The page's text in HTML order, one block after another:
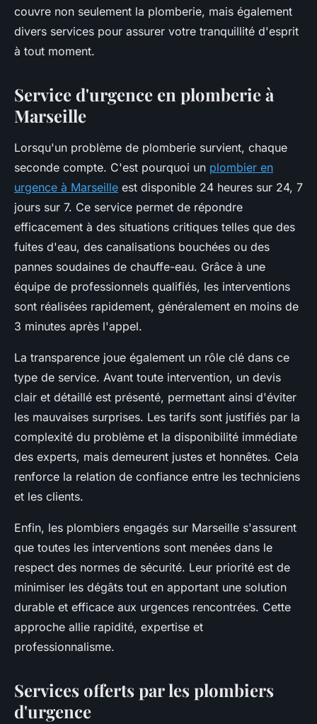
couvre non seulement la plomberie, mais également
divers services pour assurer votre tranquillité d'esprit
à tout moment.
Service d'urgence en plomberie à
Marseille
Lorsqu'un problème de plomberie survient, chaque
seconde compte. C'est pourquoi un plombier en
urgence à Marseille est disponible 24 heures sur 24, 7
jours sur 7. Ce service permet de répondre
efficacement à des situations critiques telles que des
fuites d'eau, des canalisations bouchées ou des
pannes soudaines de chauffe-eau. Grâce à une
équipe de professionnels qualifiés, les interventions
sont réalisées rapidement, généralement en moins de
3 minutes après l'appel.
La transparence joue également un rôle clé dans ce
type de service. Avant toute intervention, un devis
clair et détaillé est présenté, permettant ainsi d'éviter
les mauvaises surprises. Les tarifs sont justifiés par la
complexité du problème et la disponibilité immédiate
des experts, mais demeurent justes et honnêtes. Cela
renforce la relation de confiance entre les techniciens
et les clients.
Enfin, les plombiers engagés sur Marseille s'assurent
que toutes les interventions sont menées dans le
respect des normes de sécurité. Leur priorité est de
minimiser les dégâts tout en apportant une solution
durable et efficace aux urgences rencontrées. Cette
approche allie rapidité, expertise et
professionnalisme.
Services offerts par les plombiers
d'urgence